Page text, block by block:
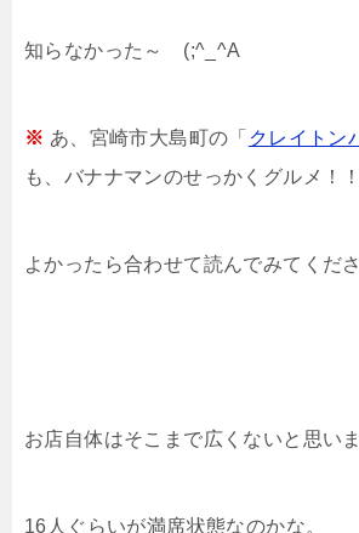
知らなかった～ (;^_^A
※ あ、宮崎市大島町の「 クレイトン
も、バナナマンのせっかくグルメ！
よかったら合わせて読んでみてくださ
お店自体はそこまで広くないと思いま
16人ぐらいが満席状態なのかな。